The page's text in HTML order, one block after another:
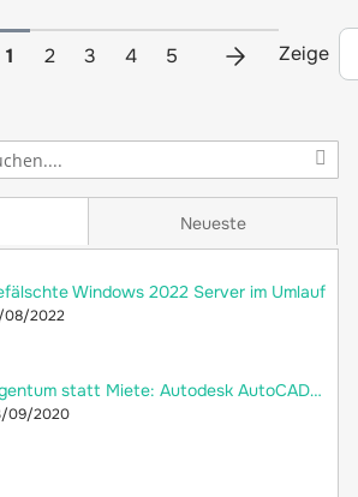
Windows 2022 Server im Umlauf
08/2022
Eigentum statt Miete: Autodesk AutoCAD LT 2018 jetzt als Dauerlizenz bei 2ndsoft kaufen!
09/2020
Neueste
Sie lesen gerade die Seite
1 Seite
2 Seite
3 Seite
4 Seite
5 Zeige